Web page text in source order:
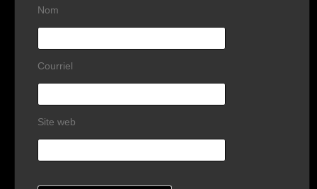
Nom
Courriel
Site web